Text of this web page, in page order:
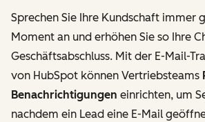
Sprechen Sie Ihre Kundschaft immer
Moment an und erhöhen Sie so Ihre
Geschäftsabschluss. Mit der E-Mail-
von HubSpot können Vertriebsteams
Benachrichtigungen einrichten, um
nachdem ein Lead eine E-Mail